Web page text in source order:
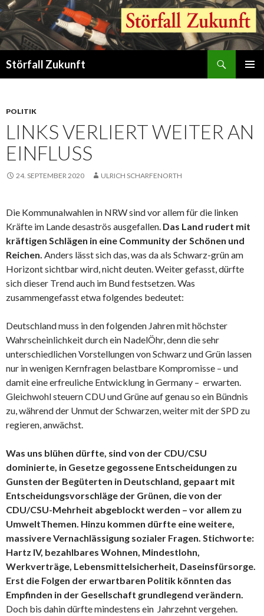
Störfall Zukunft
POLITIK
LINKS VERLIERT WEITER AN
EINFLUSS
24. SEPTEMBER 2020 ULRICH SCHARFENORTH
Die Kommunalwahlen in NRW sind vor allem für die linken
Kräfte im Lande desaströs ausgefallen. Das Land rudert mit
kräftigen Schlägen in eine Community der Schönen und
Reichen. Anders lässt sich das, was da als Schwarz-grün am
Horizont sichtbar wird, nicht deuten. Weiter gefasst, dürfte
sich dieser Trend auch im Bund festsetzen. Was
zusammengefasst etwa folgendes bedeutet:
Deutschland muss in den folgenden Jahren mit höchster
Wahrscheinlichkeit durch ein NadelÖhr, denn die sehr
unterschiedlichen Vorstellungen von Schwarz und Grün lassen
nur in wenigen Kernfragen belastbare Kompromisse – und
damit eine erfreuliche Entwicklung in Germany – erwarten.
Gleichwohl steuern CDU und Grüne auf genau so ein Bündnis
zu, während der Unmut der Schwarzen, weiter mit der SPD zu
regieren, anwächst.
Was uns blühen dürfte, sind von der CDU/CSU
dominierte, in Gesetze gegossene Entscheidungen zu
Gunsten der Begüterten in Deutschland, gepaart mit
Entscheidungsvorschläge der Grünen, die von der
CDU/CSU-Mehrheit abgeblockt werden – vor allem zu
UmweltThemen. Hinzu kommen dürfte eine weitere,
massivere Vernachlässigung sozialer Fragen. Stichworte:
Hartz IV, bezahlbares Wohnen, Mindestlohn,
Werkverträge, Lebensmittelsicherheit, Daseinsfürsorge.
Erst die Folgen der erwartbaren Politik könnten das
Empfinden in der Gesellschaft grundlegend verändern.
Doch bis dahin dürfte mindestens ein Jahrzehnt vergehen.